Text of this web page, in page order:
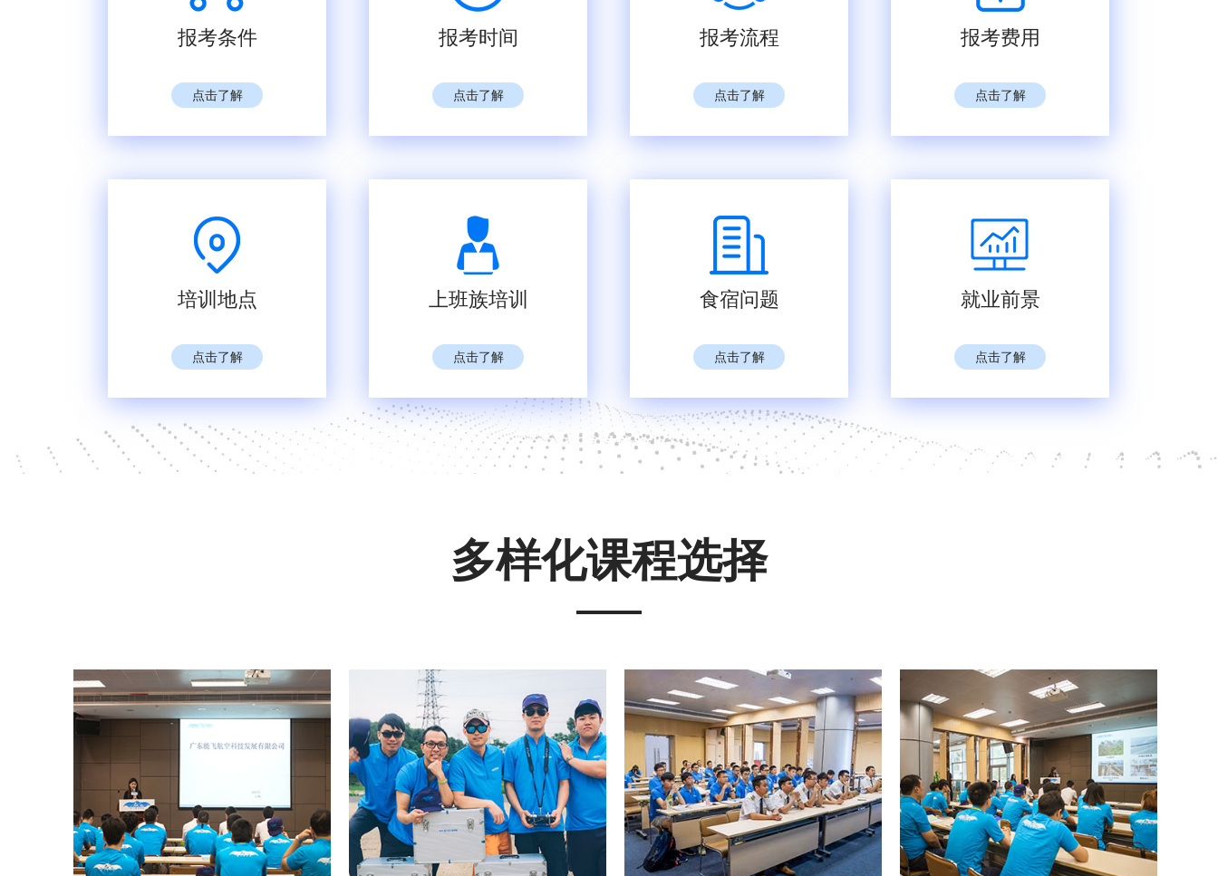
报考条件
点击了解
报考时间
点击了解
报考流程
点击了解
报考费用
点击了解
培训地点
点击了解
上班族培训
点击了解
食宿问题
点击了解
就业前景
点击了解
多样化课程选择